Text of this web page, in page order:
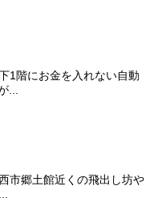
1階にお金を入れない自動
...
市郷土館近くの飛出し坊や